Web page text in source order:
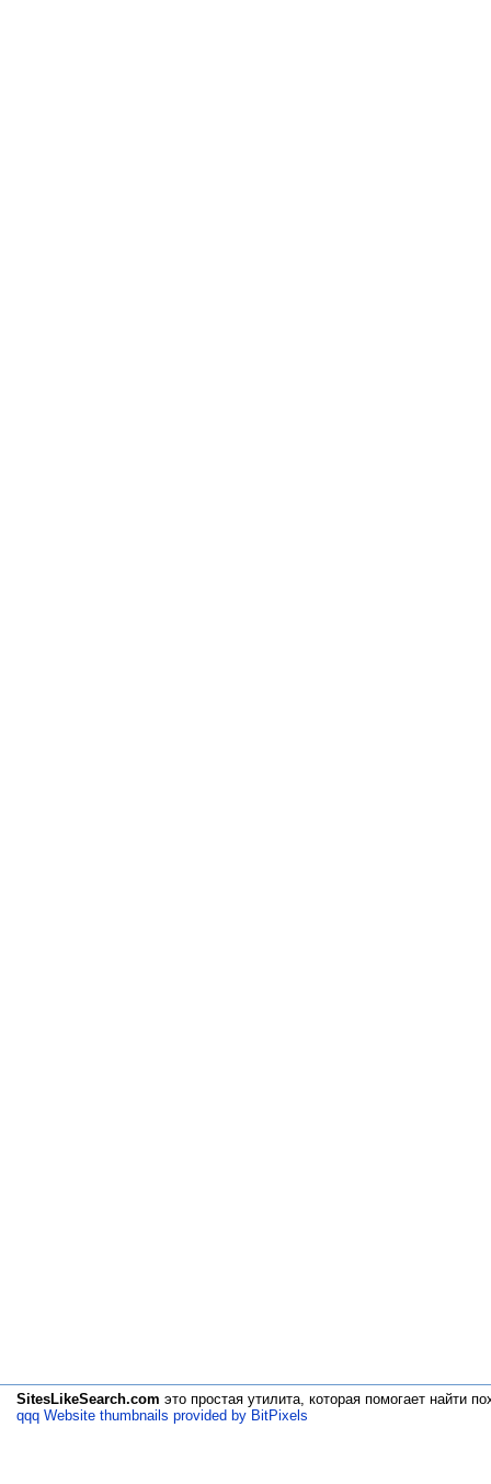
SitesLikeSearch.com это простая утилита, которая помогает найти
qqq Website thumbnails provided by BitPixels